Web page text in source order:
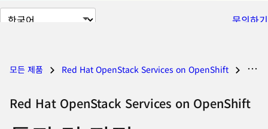
페
문의하기
모든 제품 Red Hat OpenStack Services on OpenShift
Red Hat OpenStack Services on OpenShift